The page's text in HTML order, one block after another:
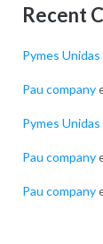
Recent
Pymes Unidas
Pau company
Pymes Unidas
Pau company
Pau company